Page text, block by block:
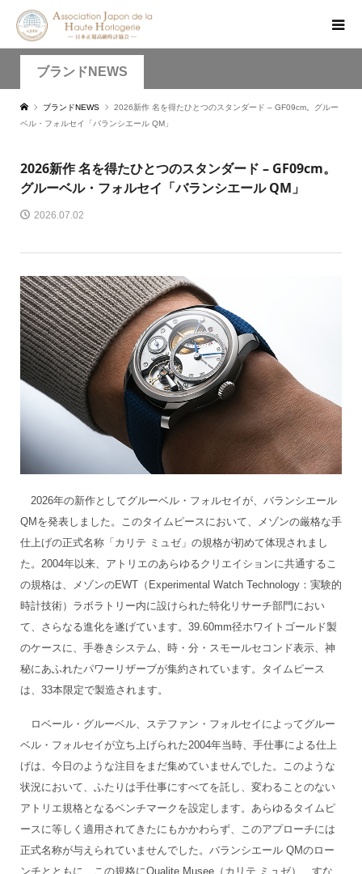
ブランドNEWS
ブランドNEWS
2026新作 名を得たひとつのスタンダード – GF09cm。グルー
ベル・フォルセイ「バランシエール QM」
2026新作 名を得たひとつのスタンダード – GF09cm。
グルーベル・フォルセイ「バランシエール QM」
2026.07.02
2026年の新作としてグルーベル・フォルセイが、バランシエール
QMを発表しました。このタイムピースにおいて、メゾンの厳格な手
仕上げの正式名称「カリテ ミュゼ」の規格が初めて体現されまし
た。2004年以来、アトリエのあらゆるクリエイションに共通するこ
の規格は、メゾンのEWT（Experimental Watch Technology：実験的
時計技術）ラボラトリー内に設けられた特化リサーチ部門におい
て、さらなる進化を遂げています。39.60mm径ホワイトゴールド製
のケースに、手巻きシステム、時・分・スモールセコンド表示、神
秘にあふれたパワーリザーブが集約されています。タイムピース
は、33本限定で製造されます。
ロベール・グルーベル、ステファン・フォルセイによってグルー
ベル・フォルセイが立ち上げられた2004年当時、手仕事による仕上
げは、今日のような注目をまだ集めていませんでした。このような
状況において、ふたりは手仕事にすべてを託し、変わることのない
アトリエ規格となるベンチマークを設定します。あらゆるタイムピ
ースに等しく適用されてきたにもかかわらず、このアプローチには
正式名称が与えられていませんでした。バランシエール QMのロー
ンチとともに、この規格にQualite Musee（カリテ ミュゼ）、すな